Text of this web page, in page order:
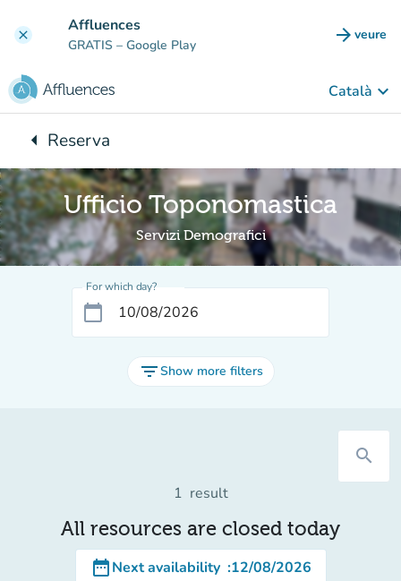
clear Affluences
GRATIS – Google Play arrow_forward veure
(new
Català keyboard_arrow_down
arrow_leftBack to:
Reserva
Ufficio Toponomastica
Servizi Demografici
For which day?
calendar_today
filter_listShow more filters
search
1 result
All resources are closed today
date_rangeNext availability :12/08/2026